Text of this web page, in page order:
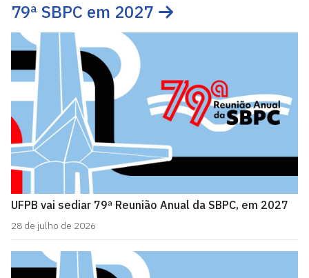
79ª SBPC em 2027
UFPB vai sediar 79ª Reunião Anual da SBPC, em 2027
28 de julho de 2026